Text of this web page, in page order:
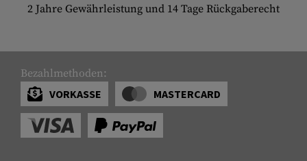
2 Jahre Gewährleistung und 14 Tage Rückgaberecht
Bezahlmethoden:
VORKASSE
MASTERCARD